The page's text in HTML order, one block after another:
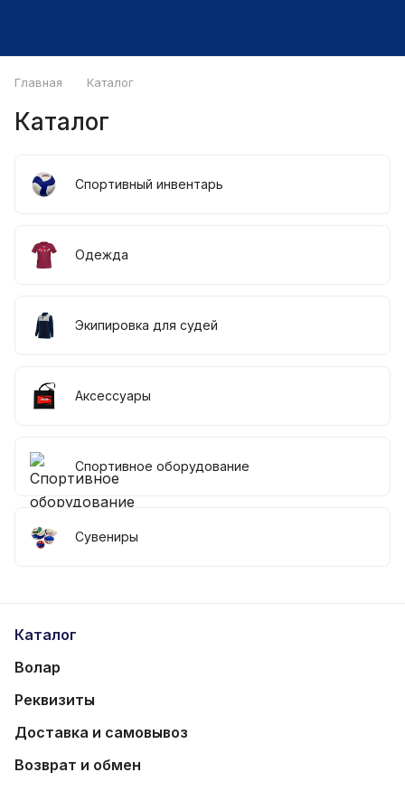
Главная Каталог
Каталог
Спортивный инвентарь
Одежда
Экипировка для судей
Аксессуары
Спортивное оборудование
Сувениры
Каталог
Волар
Реквизиты
Доставка и самовывоз
Возврат и обмен